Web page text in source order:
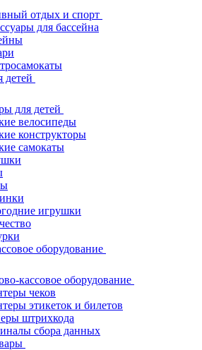
отдых и спорт
для бассейна
детей
для детей
велосипеды
конструкторы
самокаты
игрушки
оборудование
кассовое оборудование
чеков
этикеток и билетов
штрихкода
сбора данных